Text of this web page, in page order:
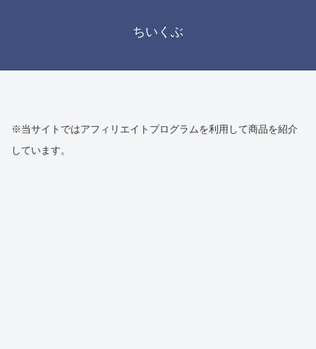
ちいくぶ
※当サイトではアフィリエイトプログラムを利用して商品を紹介
しています。